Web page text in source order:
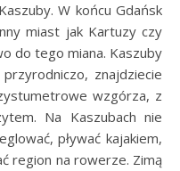
W końcu Gdańsk
miast jak Kartuzy czy
do tego miana. Kaszuby
znajdziecie
wzgórza, z
Na Kaszubach nie
pływać kajakiem,
region na rowerze. Zimą